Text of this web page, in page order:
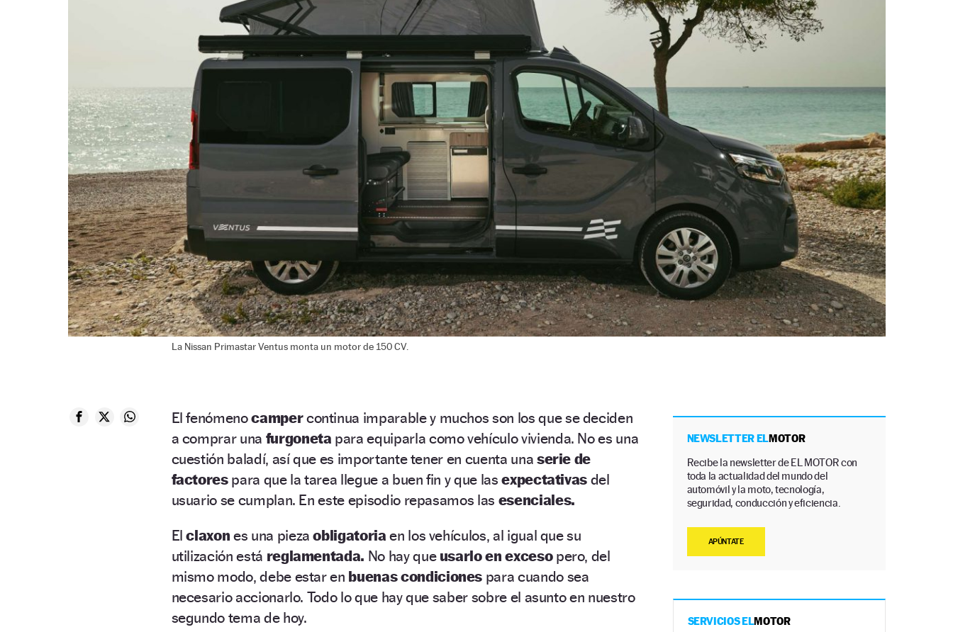
La Nissan Primastar Ventus monta un motor de 150 CV.
El fenómenocampercontinua imparable y muchos son los que se deciden
a comprar una furgoneta para equiparla como vehículo vivienda. No es una
cuestión baladí, así que es importante tener en cuenta una serie de
factores para que la tarea llegue a buen fin y que lasexpectativas del
usuario se cumplan. En este episodio repasamos las esenciales.
Elclaxones una piezaobligatoriaen los vehículos, al igual que su
utilización está reglamentada. No hay que usarlo en excesopero, del
mismo modo, debe estar en buenas condiciones para cuando sea
necesario accionarlo. Todo lo que hay que saber sobre el asunto en nuestro
segundo tema de hoy.
NEWSLETTER ELMOTOR
Recibe la newsletter de EL MOTOR con
toda la actualidad del mundo del
automóvil y la moto, tecnología,
seguridad, conducción y eficiencia.
APÚNTATE
SERVICIOS ELMOTOR